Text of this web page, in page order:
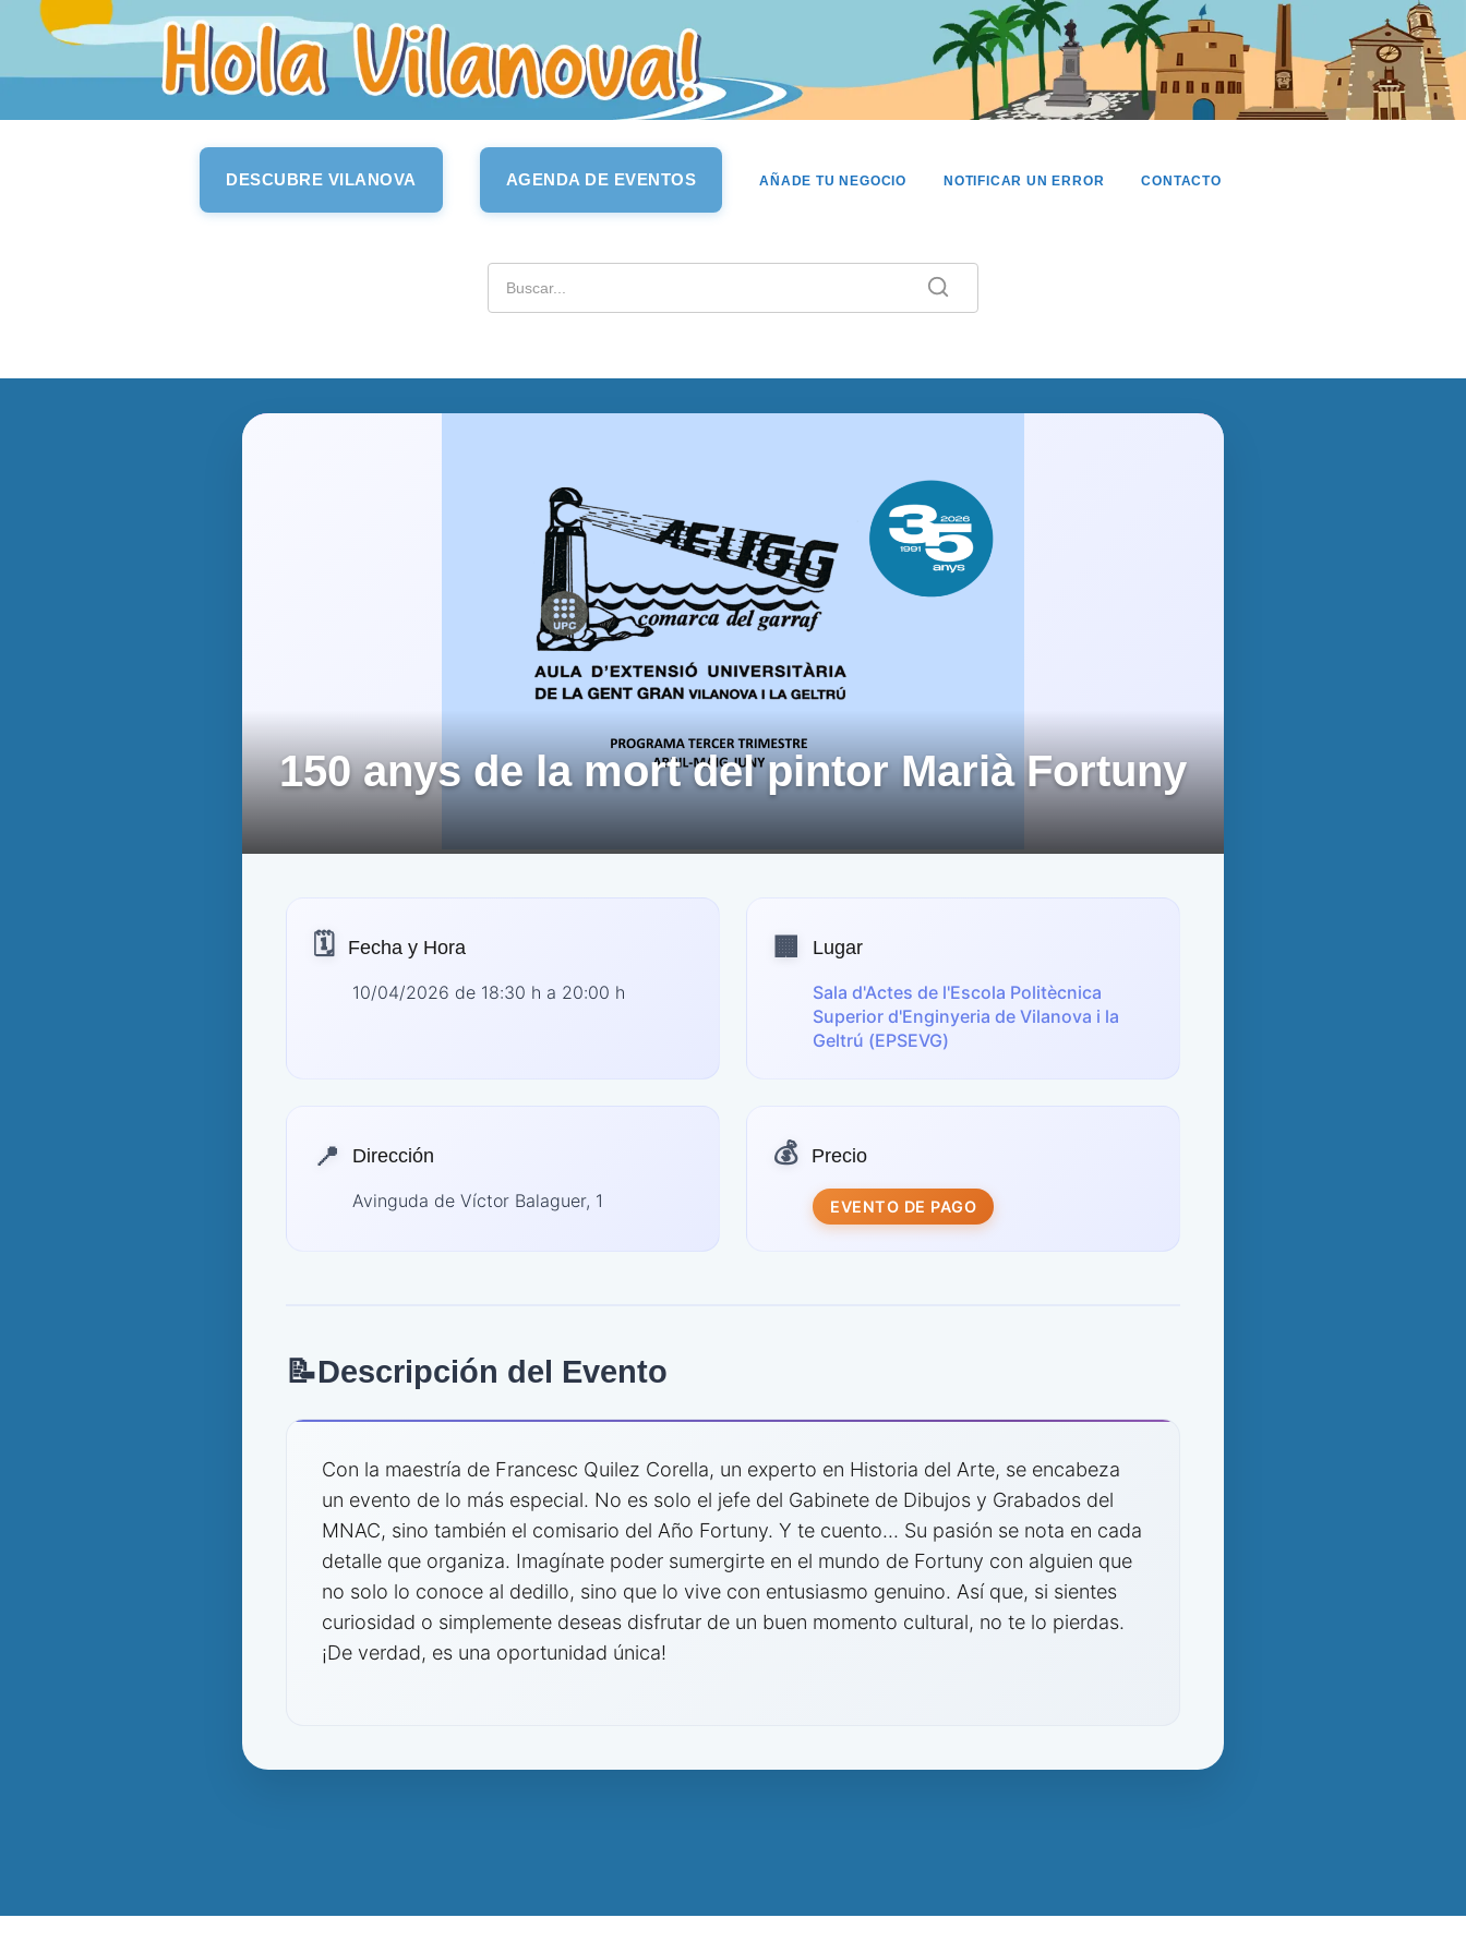
DESCUBRE VILANOVA AGENDA DE EVENTOS AÑADE TU NEGOCIO NOTIFICAR UN ERROR CONTACTO
150 anys de la mort del pintor Marià Fortuny
🗓️ Fecha y Hora
10/04/2026 de 18:30 h a 20:00 h
🏢 Lugar
Sala d'Actes de l'Escola Politècnica
Superior d'Enginyeria de Vilanova i la
Geltrú (EPSEVG)
📍 Dirección
Avinguda de Víctor Balaguer, 1
💰 Precio
EVENTO DE PAGO
📝Descripción del Evento
Con la maestría de Francesc Quilez Corella, un experto en Historia del Arte, se encabeza
un evento de lo más especial. No es solo el jefe del Gabinete de Dibujos y Grabados del
MNAC, sino también el comisario del Año Fortuny. Y te cuento... Su pasión se nota en cada
detalle que organiza. Imagínate poder sumergirte en el mundo de Fortuny con alguien que
no solo lo conoce al dedillo, sino que lo vive con entusiasmo genuino. Así que, si sientes
curiosidad o simplemente deseas disfrutar de un buen momento cultural, no te lo pierdas.
¡De verdad, es una oportunidad única!